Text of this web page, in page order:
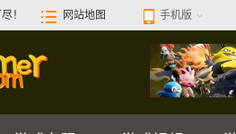
！ 网站地图 手机版